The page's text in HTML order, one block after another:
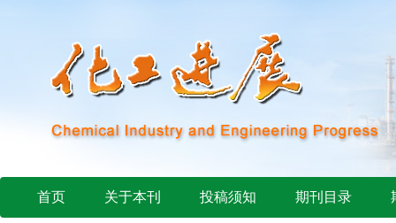
首页 关于本刊 投稿须知 期刊目录